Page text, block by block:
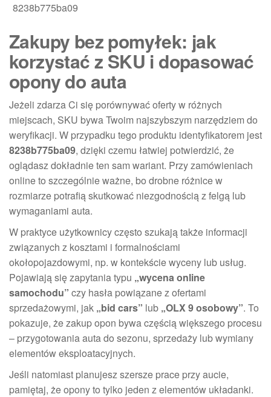
8238b775ba09
Zakupy bez pomyłek: jak
korzystać z SKU i dopasować
opony do auta
Jeżeli zdarza Ci się porównywać oferty w różnych
miejscach, SKU bywa Twoim najszybszym narzędziem do
weryfikacji. W przypadku tego produktu identyfikatorem jest
8238b775ba09, dzięki czemu łatwiej potwierdzić, że
oglądasz dokładnie ten sam wariant. Przy zamówieniach
online to szczególnie ważne, bo drobne różnice w
rozmiarze potrafią skutkować niezgodnością z felgą lub
wymaganiami auta.
W praktyce użytkownicy często szukają także informacji
związanych z kosztami i formalnościami
okołopojazdowymi, np. w kontekście wyceny lub usług.
Pojawiają się zapytania typu „wycena online
samochodu” czy hasła powiązane z ofertami
sprzedażowymi, jak „bid cars” lub „OLX 9 osobowy”. To
pokazuje, że zakup opon bywa częścią większego procesu
– przygotowania auta do sezonu, sprzedaży lub wymiany
elementów eksploatacyjnych.
Jeśli natomiast planujesz szersze prace przy aucie,
pamiętaj, że opony to tylko jeden z elementów układanki.